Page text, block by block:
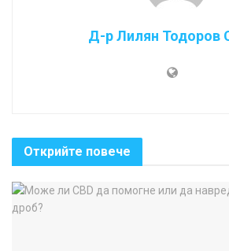
Д-р Лилян Тодоров
Открийте повече